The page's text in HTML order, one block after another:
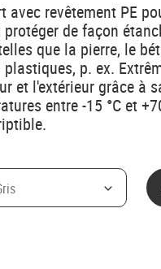
revêtement PE
de façon
que la pierre, le
p. ex.
et l'extérieur grâce à
entre -15 °C et